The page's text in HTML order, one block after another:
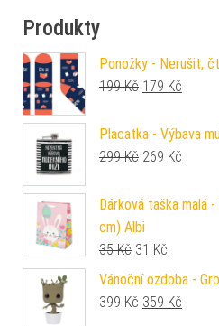
Produkty
Ponožky - Nerušit,
199Kč Původní
179 Kč
Placatka - Výbava
299Kč Původní
269 Kč
Dárková taška malá
cm) Albi
35Kč Původní cena
31 Kč
Vánoční ozdoba -
399Kč Původní
359 Kč